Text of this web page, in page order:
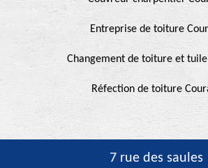
Entreprise de toiture
Changement de toiture et
Réfection de toiture
7 rue des saules